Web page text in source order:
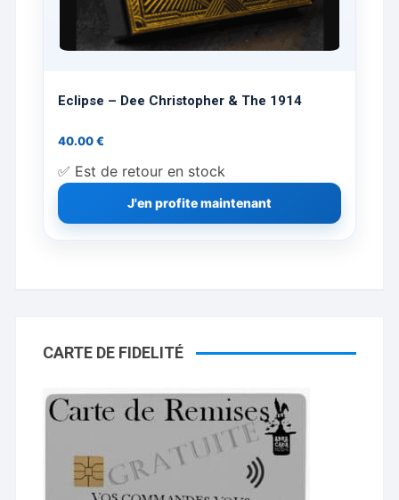
Eclipse – Dee Christopher & The 1914
40.00€
✅ Est de retour en stock
J'en profite maintenant
CARTE DE FIDELITÉ